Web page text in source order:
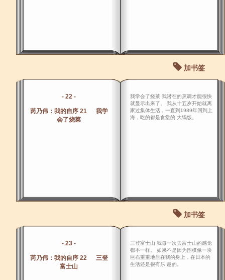
加书签
- 22 -
芮乃伟：我的自序 21 我学
会了烧菜
我学会了烧菜 我潜在的烹调才能很快
就显示出来了。 我从十五岁开始就离
家过集体生活，一直到1989年回到上
海，吃的都是食堂的 大锅饭。
加书签
- 23 -
芮乃伟：我的自序 22 三登
富士山
三登富士山 我每一次去富士山的感觉
都不一样。 如果不是因为围棋像一块
巨石重重地压在我的身上，在日本的
生活还是很有乐 趣的。